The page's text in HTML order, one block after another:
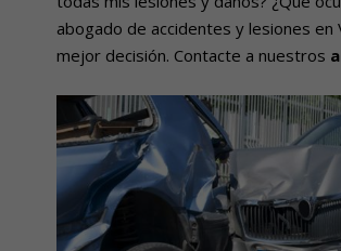
abogado de accidentes y lesiones
mejor decisión. Contacte a nuestros